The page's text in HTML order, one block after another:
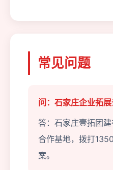
常见问题
问：石家庄企业拓展
答：石家庄壹拓团
合作基地，拨打
案。